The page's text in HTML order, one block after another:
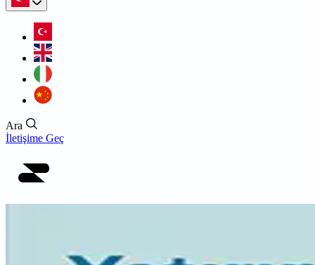
Ara
İletişime Geç